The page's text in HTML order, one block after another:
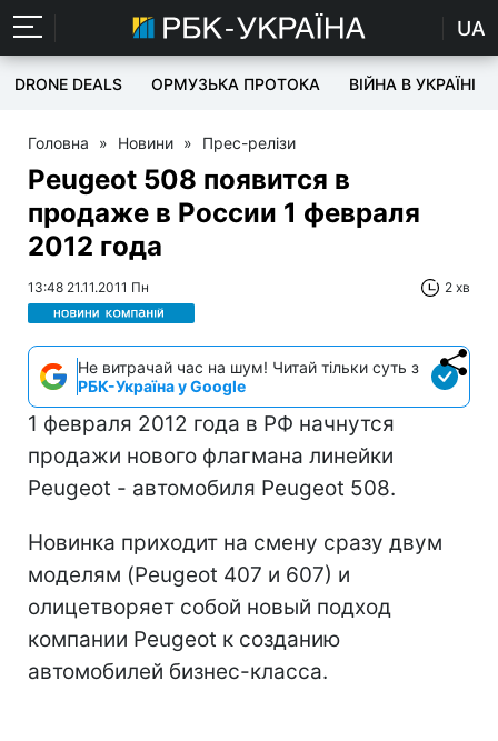
UA
DRONE DEALS ОРМУЗЬКА ПРОТОКА ВІЙНА В УКРАЇНІ
Головна » Новини » Прес-релізи
Peugeot 508 появится в
продаже в России 1 февраля
2012 года
13:48 21.11.2011 Пн 2 хв
Не витрачай час на шум! Читай тільки суть з
РБК-Україна у Google
1 февраля 2012 года в РФ начнутся
продажи нового флагмана линейки
Peugeot - автомобиля Peugeot 508.
Новинка приходит на смену сразу двум
моделям (Peugeot 407 и 607) и
олицетворяет собой новый подход
компании Peugeot к созданию
автомобилей бизнес-класса.